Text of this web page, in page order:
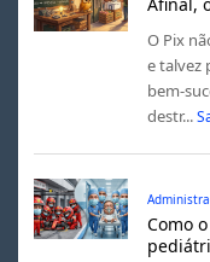
O Pix
e talvez
bem-
destr...
Como